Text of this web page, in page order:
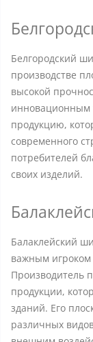
Белгородский
производстве
высокой
инновационным
продукцию,
современного
потребителей
своих изделий.
Балаклейский
важным
Производитель
продукции,
зданий. Его
различных